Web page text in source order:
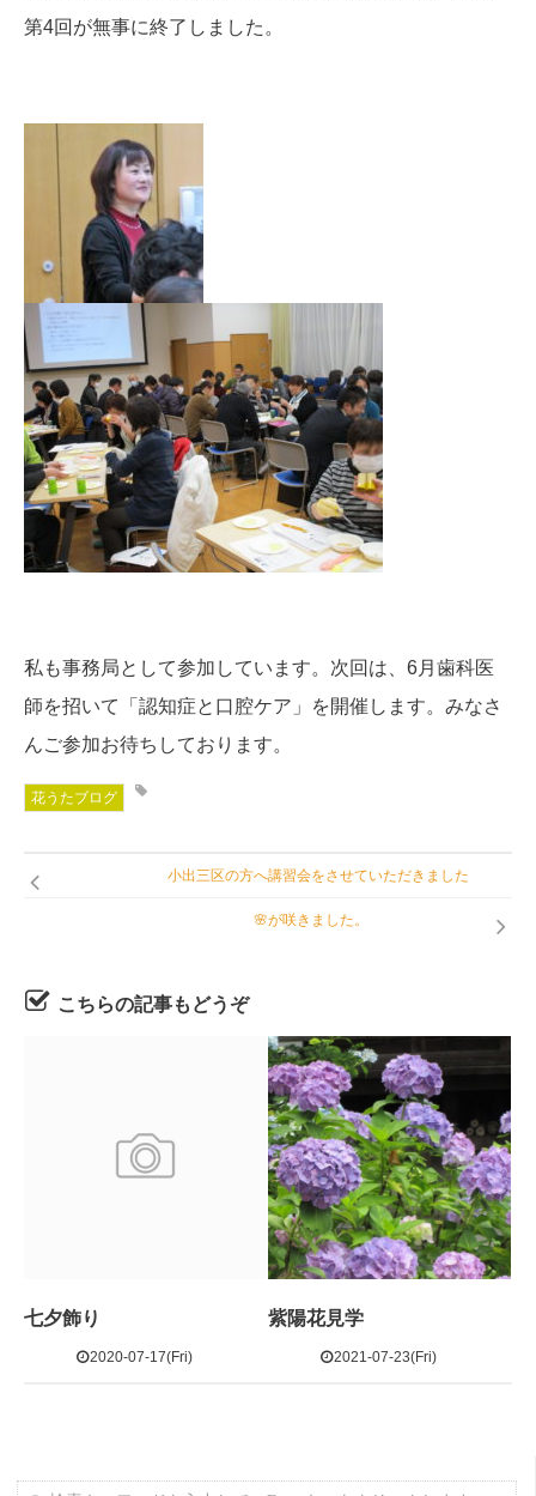
第4回が無事に終了しました。
私も事務局として参加しています。次回は、6月歯科医
師を招いて「認知症と口腔ケア」を開催します。みなさ
んご参加お待ちしております。
花うたブログ
小出三区の方へ講習会をさせていただきました
🌸が咲きました。
こちらの記事もどうぞ
七夕飾り
2020-07-17(Fri)
紫陽花見学
2021-07-23(Fri)